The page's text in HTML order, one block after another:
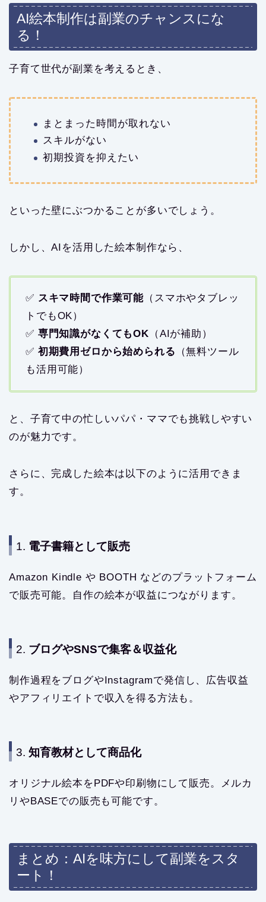
AI絵本制作は副業のチャンスにな
る！
子育て世代が副業を考えるとき、
まとまった時間が取れない
スキルがない
初期投資を抑えたい
といった壁にぶつかることが多いでしょう。
しかし、AIを活用した絵本制作なら、
✅ スキマ時間で作業可能 （スマホやタブレッ
トでもOK）
✅ 専門知識がなくてもOK （AIが補助）
✅ 初期費用ゼロから始められる （無料ツール
も活用可能）
と、子育て中の忙しいパパ・ママでも挑戦しやすい
のが魅力です。
さらに、完成した絵本は以下のように活用できま
す。
1. 電子書籍として販売
Amazon Kindle や BOOTH などのプラットフォーム
で販売可能。自作の絵本が収益につながります。
2. ブログやSNSで集客＆収益化
制作過程をブログやInstagramで発信し、広告収益
やアフィリエイトで収入を得る方法も。
3. 知育教材として商品化
オリジナル絵本をPDFや印刷物にして販売。メルカ
リやBASEでの販売も可能です。
まとめ：AIを味方にして副業をスタ
ート！